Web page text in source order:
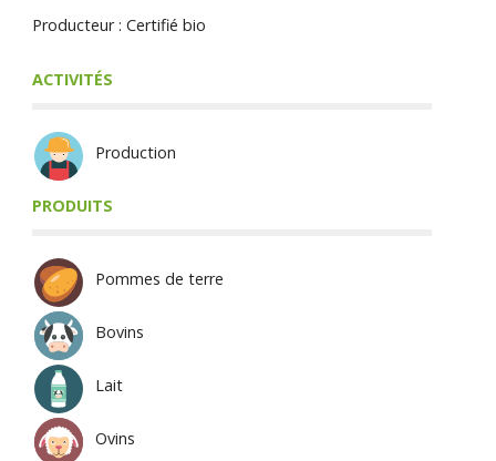
Producteur : Certifié bio
ACTIVITÉS
Production
PRODUITS
Pommes de terre
Bovins
Lait
Ovins